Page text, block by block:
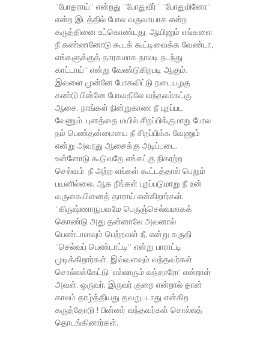
“போதராய்“ என்றது “போதுவீர்“ “போதுமினோ“
என்ற இடத்தில் போல வருவாயாக என்ற
கருத்தினை உட்கொண்டது. ஆயினும் எங்களை
நீ கண்ணனோடு கூடக் கூட்டிவைக்க வேண்டா,
எங்களுக்குத் தாரகமாக நாலடி நடந்து
காட்டாய்“ என்று வேண்டுகிறபடி ஆகும்.
இவளை முன்னே போகவிட்டு நடையழகு
கண்டு பின்னே போவதிலே வந்தவர்கட்கு
ஆசை. நாங்கள் நின்றுகாண நீ புறப்பட
வேணும். புனத்தை மயில் சிறப்பிக்குமாறு போல
நம் பெண்தன்மையை நீ சிறப்பிக்க வேணும்
என்று அவரது ஆசைக்கு அடிப்படை.
உன்னோடு கூடுவதே எங்கட்கு நிகரற்ற
செல்வம். நீ அற்ற எங்கள் கூட்டத்தால் பெறும்
பயனில்லை. ஆக நீங்கள் புறப்படுமாறு நீ உன்
வருகையினைத் தாராய் என்கிறார்கள்.
“கிருஷ்ணாநுபவமே பெருஞ்செல்வமாகக்
கொண்டு அது தன்னாலே அவனால்
பெண்டாளவும் பெற்றவள் நீ, என்று கருதி
“செல்வப் பெண்டாட்டி“ என்று பாராட்டி
முடிக்கிறார்கள். இவ்வளவும் வந்தவர்கள்
சொல்லக்கேட்டு ‘எல்லாரும் வந்தாரோ‘ என்றாள்
அவள். ஒருவர், இருவர் குறை என்றால் தான்
காலம் தாழ்த்தியது தவறுபடாது என்கிற
கருத்தோடு ! பின்னர் வந்தவர்கள் சொல்லத்
தொடங்கினார்கள்.